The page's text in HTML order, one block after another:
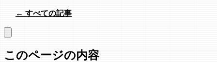
← すべての記事
このページの内容